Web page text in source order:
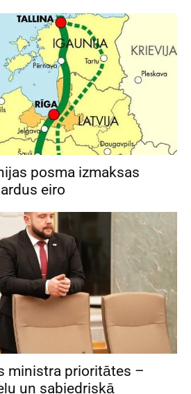
posma izmaksas
eiro
ministra prioritātes –
un sabiedriskā